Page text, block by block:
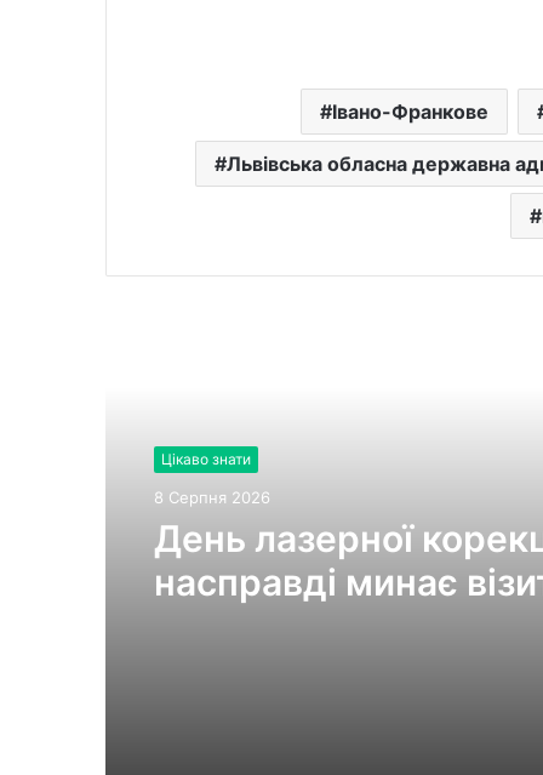
Івано-Франкове
Львівська обласна державна
Цікаво знати
8 Серпня 2026
День лазерної
насправді минає